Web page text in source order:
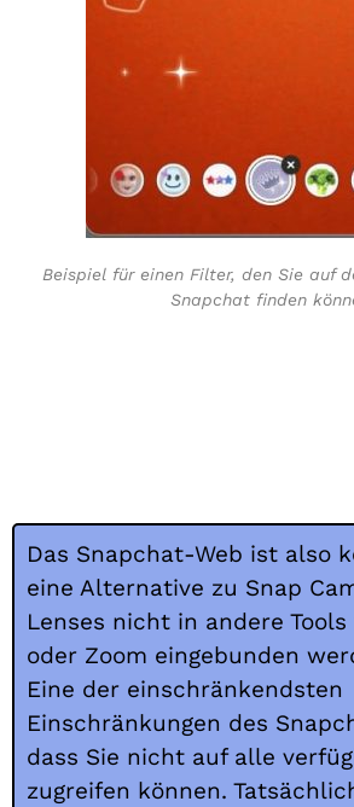
Beispiel für einen Filter, den Sie auf
Snapchat finden
Das Snapchat-Web ist also
eine Alternative zu Snap
Lenses nicht in andere
oder Zoom eingebunden
Eine der einschränkendsten
Einschränkungen des
dass Sie nicht auf alle
zugreifen können.